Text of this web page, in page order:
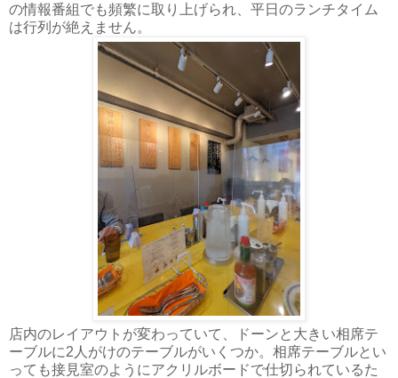
の情報番組でも頻繁に取り上げられ、平日のランチタイム
は行列が絶えません。
店内のレイアウトが変わっていて、ドーンと大きい相席テ
ーブルに2人がけのテーブルがいくつか。相席テーブルとい
っても接見室のようにアクリルボードで仕切られているた